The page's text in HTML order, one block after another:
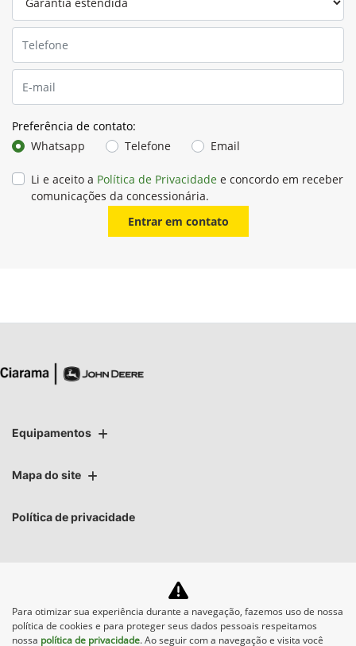
Preferência de contato:
Whatsapp
Telefone Email
Li e aceito a Política de Privacidade e concordo em receber
comunicações da concessionária.
Entrar em contato
Equipamentos
Mapa do site
Política de privacidade
No trânsito, enxergar o
outro salva vidas.
Para otimizar sua experiência durante a navegação, fazemos uso de nossa
política de cookies e para proteger seus dados pessoais respeitamos
nossa política de privacidade. Ao seguir com a navegação e visita você